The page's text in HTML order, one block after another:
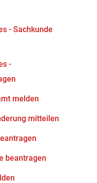
- Sachkunde
-
melden
mitteilen
beantragen